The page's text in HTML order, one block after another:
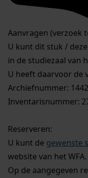
Aanvragen (verzoek
U kunt dit stuk /
in de studiezaal van
U heeft daarvoor de
Archiefnummer:
Inventarisnummer:
Reserveren:
U kunt de gewenste
website van het WFA.
Op de aangegeven